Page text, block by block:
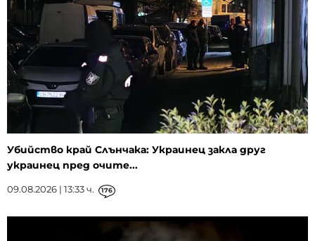
Убийство край Слънчака: Украинец закла друг
украинец пред очите...
09.08.2026 | 13:33 ч. 176